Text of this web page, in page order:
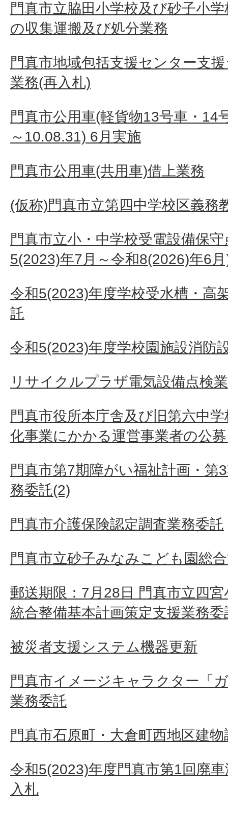
門真市立脇田小学校及び砂子小
の収集運搬及び処分業務
門真市地域包括支援センター支
業務(再入札)
門真市公用車(軽貨物13号車・14
～10.08.31) 6月実施
門真市公用車(共用車)借上業務
(仮称)門真市立第四中学校区義務
門真市立小・中学校受電設備保
5(2023)年7月～令和8(2026)年6
令和5(2023)年度学校受水槽・高
託
令和5(2023)年度学校園施設消防
リサイクルプラザ電気設備点検
門真市役所本庁舎及び旧第六中
化事業にかかる運営事業者の公
門真市第7期障がい福祉計画・第
務委託(2)
門真市介護保険認定調査業務委託
門真市立砂子みなみこども園総
郵送期限：7月28日 門真市立四
統合整備基本計画策定支援業務委
被災者支援システム機器更新
門真市イメージキャラクター「
業務委託
門真市石原町・大倉町西地区建
令和5(2023)年度門真市第1回廃
入札